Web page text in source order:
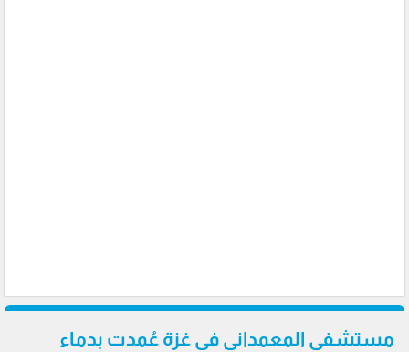
مستشفى المعمداني في غزة عُمدت بدماء